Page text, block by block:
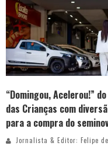
“Domingou, Acelerou!”
das Crianças com
para a compra do
Jornalista & Editor: Felipe